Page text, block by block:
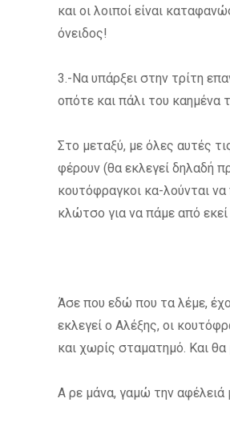
και οι λοιποί είναι
όνειδος!
3.-Να υπάρξει στην τρίτη
οπότε και πάλι του καημένα
Στο μεταξύ, με όλες αυτές
φέρουν (θα εκλεγεί δηλαδή
κουτόφραγκοι κα-λούνται
κλώτσο για να πάμε από
Άσε που εδώ που τα λέμε,
εκλεγεί ο Αλέξης, οι
και χωρίς σταματημό. Και
Α ρε μάνα, γαμώ την αφέλειά